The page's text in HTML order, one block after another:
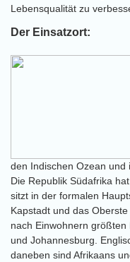
Lebensqualität zu
Der Einsatzort:
den Indischen Ozean und
Die Republik Südafrika
sitzt in der formalen
Kapstadt und das
nach Einwohnern
und Johannesburg.
daneben sind Afrikaans